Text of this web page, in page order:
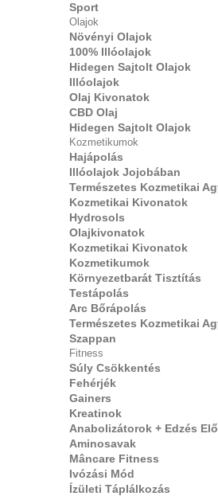
Sport
Olajok
Növényi Olajok
100% Illóolajok
Hidegen Sajtolt Olajok
Illóolajok
Olaj Kivonatok
CBD Olaj
Hidegen Sajtolt Olajok
Kozmetikumok
Hajápolás
Illóolajok Jojobában
Természetes Kozmetikai
Kozmetikai Kivonatok
Hydrosols
Olajkivonatok
Kozmetikai Kivonatok
Kozmetikumok
Környezetbarát Tisztítás
Testápolás
Arc Bőrápolás
Természetes Kozmetikai
Szappan
Fitness
Súly Csökkentés
Fehérjék
Gainers
Kreatinok
Anabolizátorok + Edzés
Aminosavak
Mâncare Fitness
Ivózási Mód
Ízületi Táplálkozás